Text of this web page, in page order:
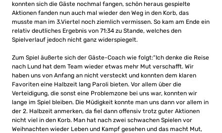
konnten sich die Gäste nochmal fangen, schön heraus gespielte
Aktionen fanden nun auch mal wieder den Weg in den Korb, das
musste man im 3.Viertel noch ziemlich vermissen. So kam am Ende ein
relativ deutliches Ergebnis von 71:34 zu Stande, welches den
Spielverlauf jedoch nicht ganz widerspiegelt.
Zum Spiel äußerte sich der Gäste-Coach wie folgt:“Ich denke die Reise
nach Lund hat dem Team wieder etwas mehr Mut verschafft. Wir
haben uns von Anfang an nicht versteckt und konnten dem klaren
Favoriten eine Halbzeit lang Paroli bieten. Vor allem über die
Verteidigung, die sonst eine Problemzone bei uns war, konnten wir
lange im Spiel bleiben. Die Müdigkeit konnte man uns dann vor allem in
der 2. Halbzeit anmerken, da fiel dann offensiv trotz guter Aktionen
nicht viel in den Korb. Man hat nach zwei schwachen Spielen vor
Weihnachten wieder Leben und Kampf gesehen und das macht Mut,